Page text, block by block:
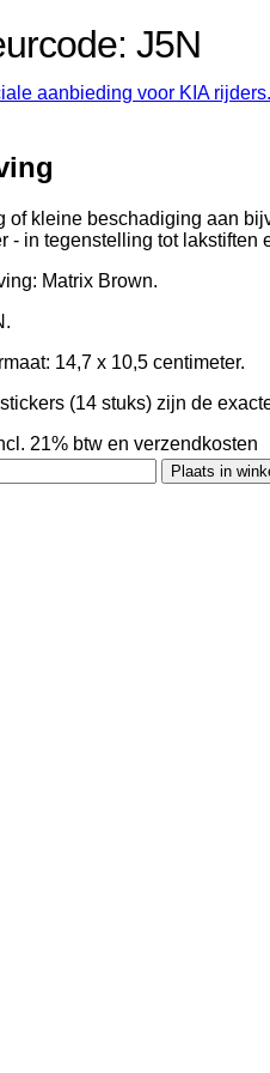
J5N
aanbieding voor KIA rijders.
of kleine beschadiging aan
- in tegenstelling tot
Matrix Brown.
14,7 x 10,5 centimeter.
(14 stuks) zijn de
21% btw en